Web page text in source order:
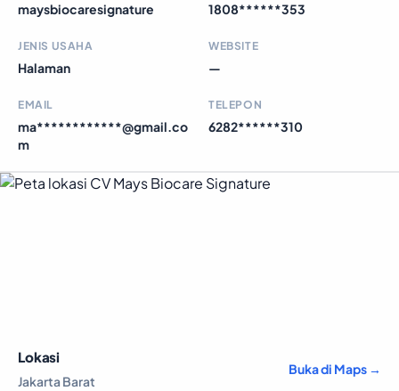
maysbiocaresignature 1808******353
JENIS USAHA
Halaman
WEBSITE
—
EMAIL
ma************@gmail.co
m
TELEPON
6282******310
Lokasi
Jakarta Barat
Buka di Maps →